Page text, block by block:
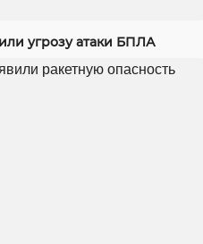
угрозу атаки БПЛА